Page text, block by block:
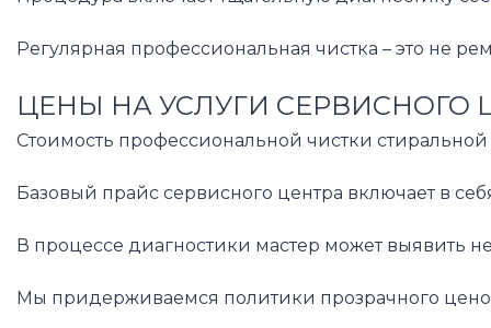
Регулярная профессиональная чистка – это не
ЦЕНЫ НА УСЛУГИ СЕРВИСНОГО
Стоимость профессиональной чистки
Базовый прайс сервисного центра включает в
В процессе диагностики мастер может выявить
Мы придерживаемся политики прозрачного